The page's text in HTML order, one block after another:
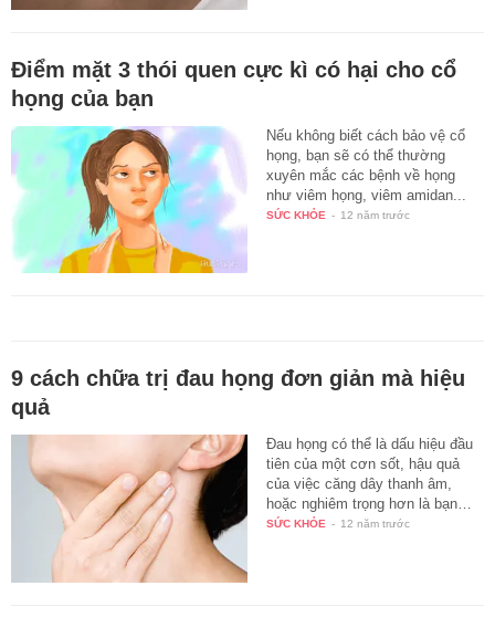
Điểm mặt 3 thói quen cực kì có hại cho cổ
họng của bạn
Nếu không biết cách bảo vệ cổ
họng, bạn sẽ có thể thường
xuyên mắc các bệnh về họng
như viêm họng, viêm amidan...
SỨC KHỎE - 12 năm trước
9 cách chữa trị đau họng đơn giản mà hiệu
quả
Đau họng có thể là dấu hiệu đầu
tiên của một cơn sốt, hậu quả
của việc căng dây thanh âm,
hoặc nghiêm trọng hơn là bạn…
SỨC KHỎE - 12 năm trước